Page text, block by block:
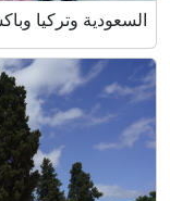
السعودية وتركيا